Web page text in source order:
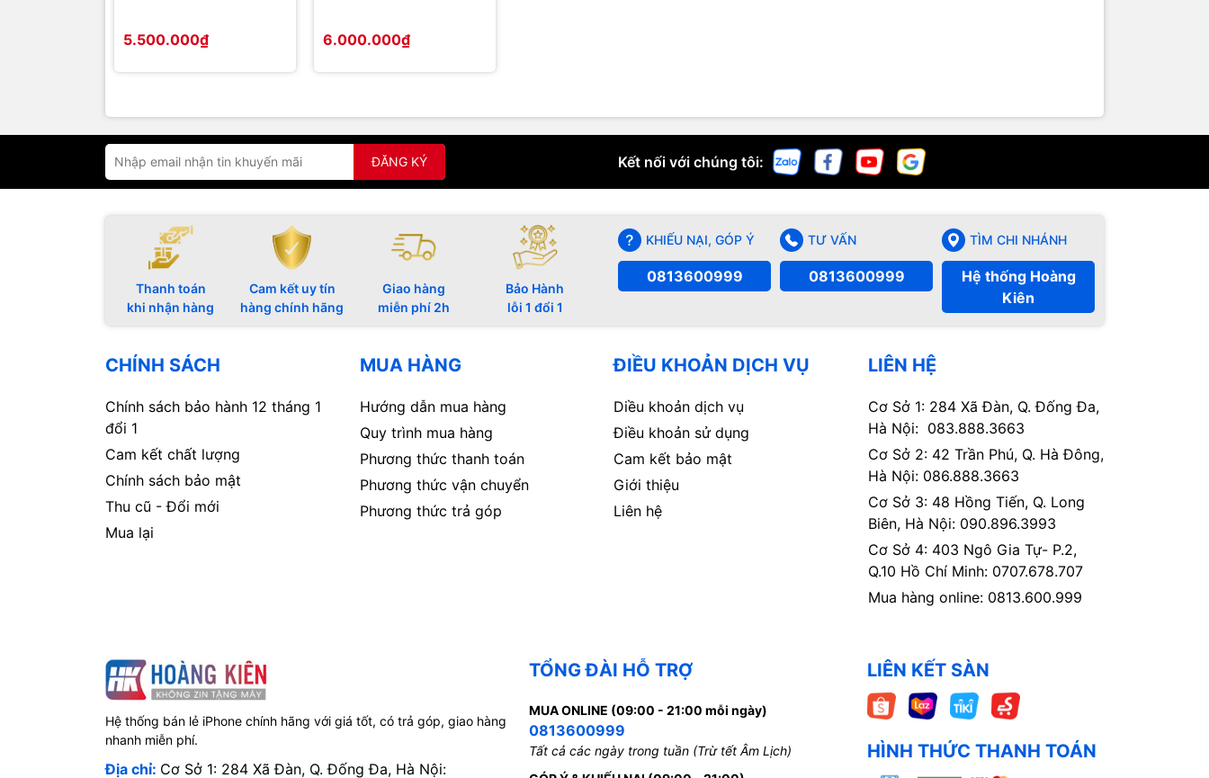
5.500.000₫ 6.000.000₫
ĐĂNG KÝ Kết nối với chúng tôi:
Thanh toán
khi nhận hàng
Cam kết uy tín
hàng chính hãng
Giao hàng
miễn phí 2h
Bảo Hành
lỗi 1 đổi 1
KHIẾU NẠI, GÓP Ý
0813600999
TƯ VẤN
0813600999
TÌM CHI NHÁNH
Hệ thống Hoàng
Kiên
CHÍNH SÁCH
Chính sách bảo hành 12 tháng 1
đổi 1
Cam kết chất lượng
Chính sách bảo mật
Thu cũ - Đổi mới
Mua lại
MUA HÀNG
Hướng dẫn mua hàng
Quy trình mua hàng
Phương thức thanh toán
Phương thức vận chuyển
Phương thức trả góp
ĐIỀU KHOẢN DỊCH VỤ
Diều khoản dịch vụ
Điều khoản sử dụng
Cam kết bảo mật
Giới thiệu
Liên hệ
LIÊN HỆ
Cơ Sở 1: 284 Xã Đàn, Q. Đống Đa,
Hà Nội: 083.888.3663
Cơ Sở 2: 42 Trần Phú, Q. Hà Đông,
Hà Nội: 086.888.3663
Cơ Sở 3: 48 Hồng Tiến, Q. Long
Biên, Hà Nội: 090.896.3993
Cơ Sở 4: 403 Ngô Gia Tự- P.2,
Q.10 Hồ Chí Minh: 0707.678.707
Mua hàng online: 0813.600.999
Hệ thống bán lẻ iPhone chính hãng với giá tốt, có trả góp, giao hàng
nhanh miễn phí.
Địa chỉ: Cơ Sở 1: 284 Xã Đàn, Q. Đống Đa, Hà Nội:
TỔNG ĐÀI HỖ TRỢ
MUA ONLINE (09:00 - 21:00 mỗi ngày)
0813600999
Tất cả các ngày trong tuần (Trừ tết Âm Lịch)
LIÊN KẾT SÀN
HÌNH THỨC THANH TOÁN